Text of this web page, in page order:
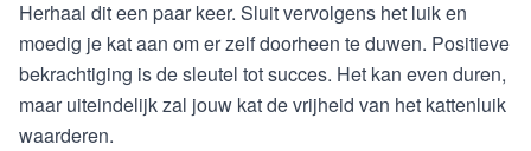
Herhaal dit een paar keer. Sluit vervolgens het luik en
moedig je kat aan om er zelf doorheen te duwen. Positieve
bekrachtiging is de sleutel tot succes. Het kan even duren,
maar uiteindelijk zal jouw kat de vrijheid van het kattenluik
waarderen.